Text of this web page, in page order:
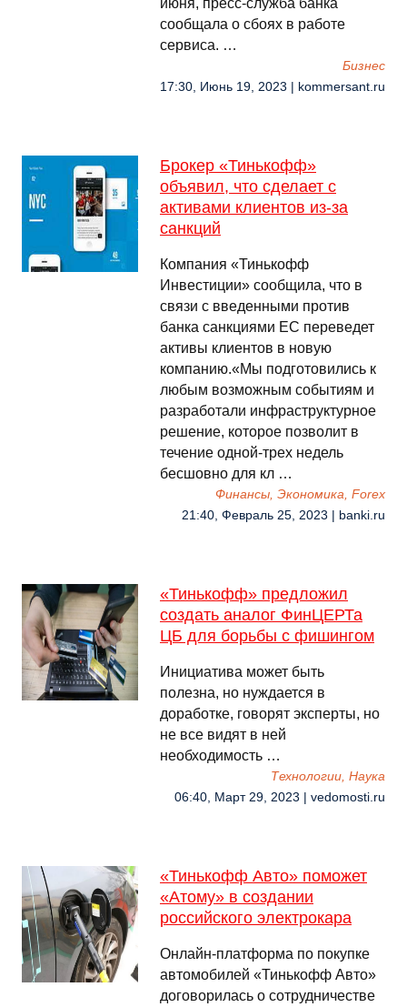
июня, пресс-служба банка
сообщала о сбоях в работе
сервиса. …
Бизнес
17:30, Июнь 19, 2023 | kommersant.ru
Брокер «Тинькофф»
объявил, что сделает с
активами клиентов из-за
санкций
Компания «Тинькофф
Инвестиции» сообщила, что в
связи с введенными против
банка санкциями ЕС переведет
активы клиентов в новую
компанию.«Мы подготовились к
любым возможным событиям и
разработали инфраструктурное
решение, которое позволит в
течение одной-трех недель
бесшовно для кл …
Финансы, Экономика, Forex
21:40, Февраль 25, 2023 | banki.ru
«Тинькофф» предложил
создать аналог ФинЦЕРТа
ЦБ для борьбы с фишингом
Инициатива может быть
полезна, но нуждается в
доработке, говорят эксперты, но
не все видят в ней
необходимость …
Технологии, Наука
06:40, Март 29, 2023 | vedomosti.ru
«Тинькофф Авто» поможет
«Атому» в создании
российского электрокара
Онлайн-платформа по покупке
автомобилей «Тинькофф Авто»
договорилась о сотрудничестве